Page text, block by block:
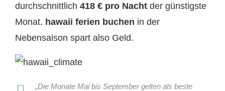
durchschnittlich 418 € pro Nacht der günstigste
Monat. hawaii ferien buchen in der
Nebensaison spart also Geld.
„Die Monate Mai bis September gelten als beste